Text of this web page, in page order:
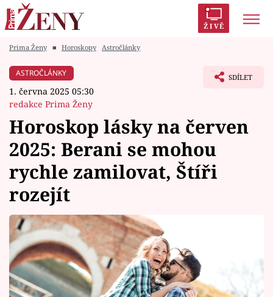
ŽIVĚ
Módní alarm
Témata
Celebrity
Vztahy
Seriály
Horoskopy
Prima Ženy ■ Horoskopy Astročlánky
ASTROČLÁNKY
1. června 2025 05:30
redakce Prima Ženy
SDÍLET
Horoskop lásky na červen
2025: Berani se mohou
rychle zamilovat, Štíři
rozejít